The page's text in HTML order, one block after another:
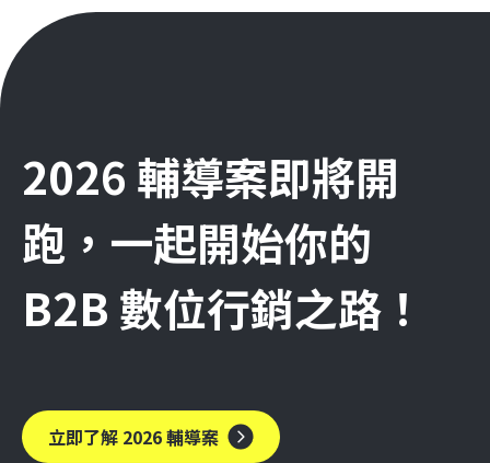
2026 輔導案即將開
跑，一起開始你的
B2B 數位行銷之路！
立即了解 2026 輔導案